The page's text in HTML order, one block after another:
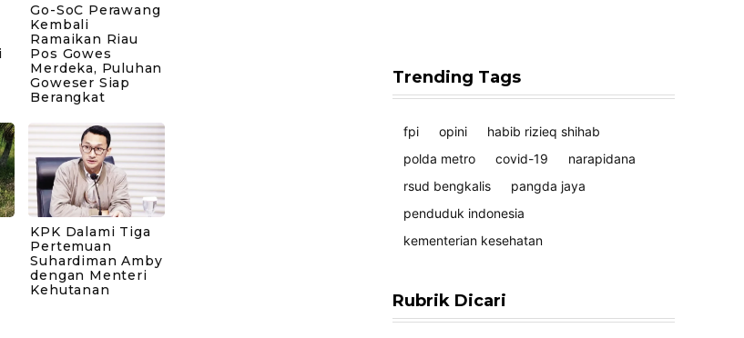
Go-SoC Perawang
Kembali
Ramaikan Riau
Pos Gowes
Merdeka, Puluhan
Goweser Siap
Berangkat
KPK Dalami Tiga
Pertemuan
Suhardiman Amby
dengan Menteri
Kehutanan
Trending Tags
fpi opini
habib rizieq shihab
polda metro
covid-19
narapidana
rsud bengkalis
pangda jaya
penduduk indonesia
kementerian kesehatan
Rubrik Dicari